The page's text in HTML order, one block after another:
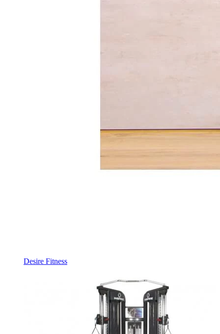
Desire Fitness